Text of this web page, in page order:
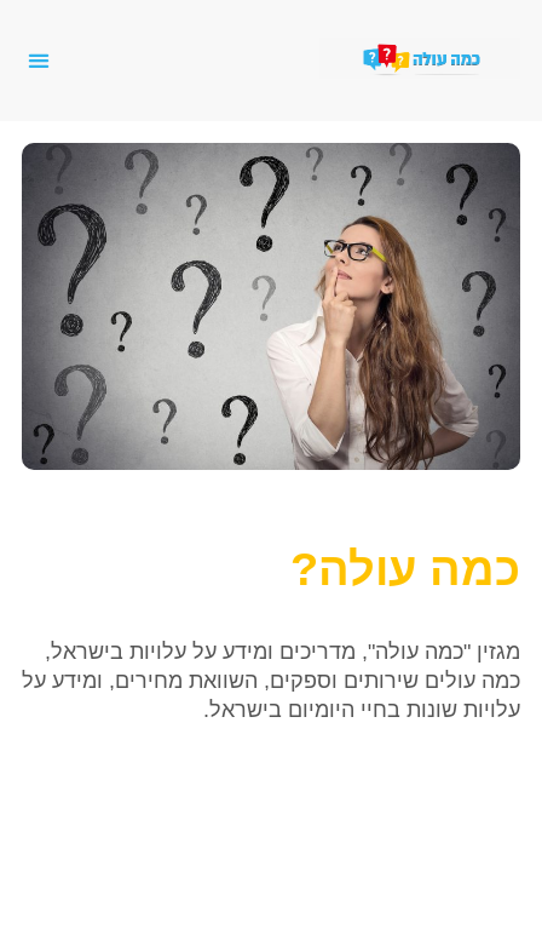
כמה עולה?
מגזין "כמה עולה", מדריכים ומידע על עלויות בישראל,
כמה עולים שירותים וספקים, השוואת מחירים, ומידע על
עלויות שונות בחיי היומיום בישראל.